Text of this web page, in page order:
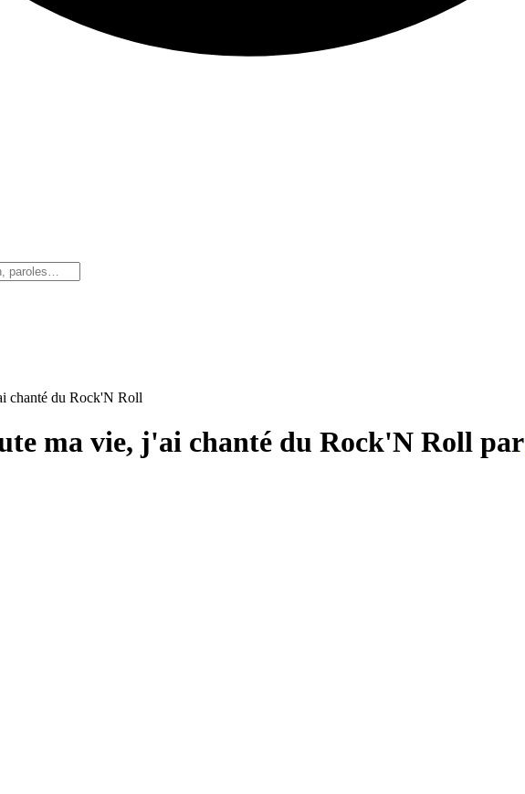
chanté du Rock'N Roll
ma vie, j'ai chanté du Rock'N Roll par